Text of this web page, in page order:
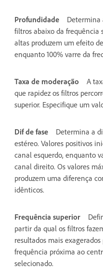
Profundidade
Determina
filtros abaixo da frequência
altas produzem um efeito
enquanto 100% varre da
Taxa de moderação
A
que rapidez os filtros
superior. Especifique um
Dif de fase
Determina a
estéreo. Valores positivos
canal esquerdo, enquanto
canal direito. Os valores
produzem uma diferença
idênticos.
Frequência superior
partir da qual os filtros
resultados mais
frequência próxima ao
selecionado.